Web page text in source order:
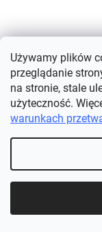
Używamy plików
przeglądanie
na stronie, stale
użyteczność.
warunkach
Rękawica
konieczności